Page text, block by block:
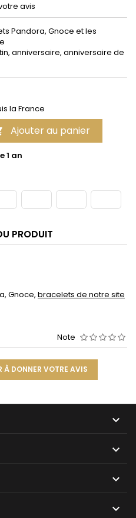
avis
Pandora, Gnoce et les
anniversaire, anniversaire de
la France
Ajouter au panier
1 an
PRODUIT
Gnoce, bracelets de notre site
Note
À DONNER VOTRE AVIS



